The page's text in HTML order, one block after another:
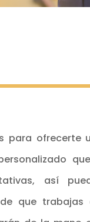
para ofrecerte
así
que trabajas